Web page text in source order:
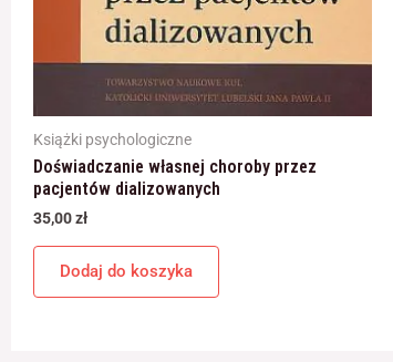
Książki psychologiczne
Doświadczanie własnej choroby przez
pacjentów dializowanych
35,00zł
Dodaj do koszyka